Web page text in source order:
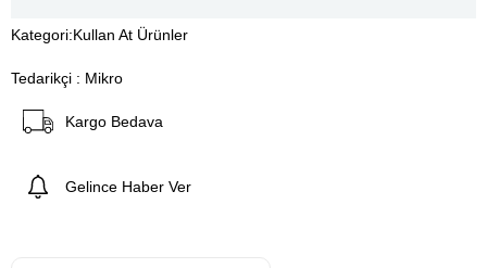
Kategori:Kullan At Ürünler
Tedarikçi : Mikro
Kargo Bedava
Gelince Haber Ver